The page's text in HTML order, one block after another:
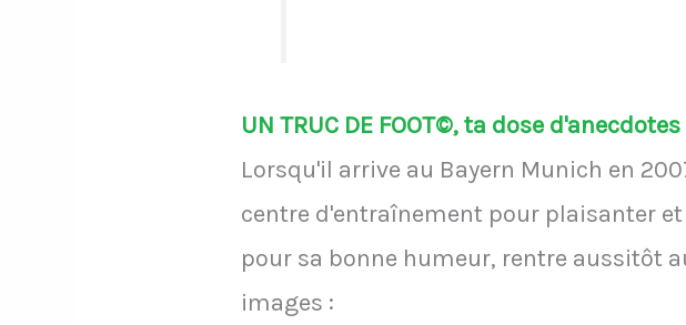
UN TRUC DE FOOT©, ta dose
Lorsqu'il arrive au Bayern Munich en
centre d'entraînement pour plaisanter
pour sa bonne humeur, rentre aussitôt
images :